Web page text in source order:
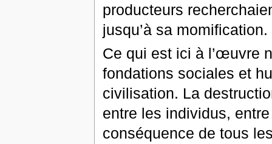
producteurs
jusqu’à sa momification.
Ce qui est ici à l’œuvre
fondations sociales et
civilisation. La
entre les individus,
conséquence de tous